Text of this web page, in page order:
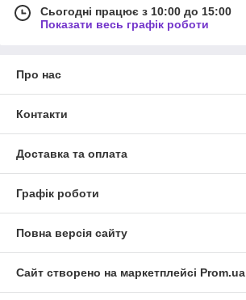
Сьогодні працює з 10:00 до 15:00
Показати весь графік роботи
Про нас
Контакти
Доставка та оплата
Графік роботи
Повна версія сайту
Сайт створено на маркетплейсі Prom.ua